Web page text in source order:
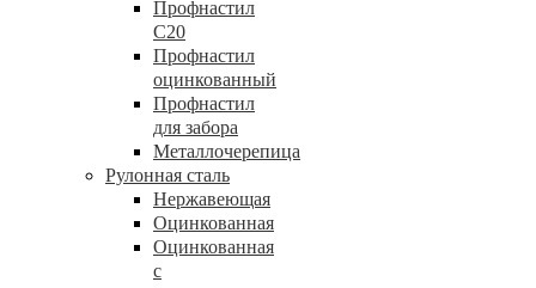
Профнастил
С20
Профнастил
оцинкованный
Профнастил
для забора
Металлочерепица
Рулонная сталь
Нержавеющая
Оцинкованная
Оцинкованная
с